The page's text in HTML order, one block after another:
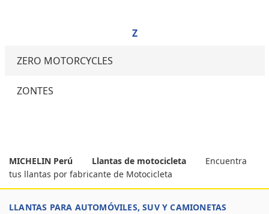
Z
ZERO MOTORCYCLES
ZONTES
MICHELIN Perú Llantas de motocicleta
Encuentra
tus llantas por fabricante de Motocicleta
LLANTAS PARA AUTOMÓVILES, SUV Y CAMIONETAS